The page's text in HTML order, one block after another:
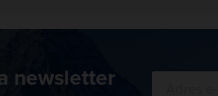
newsletter